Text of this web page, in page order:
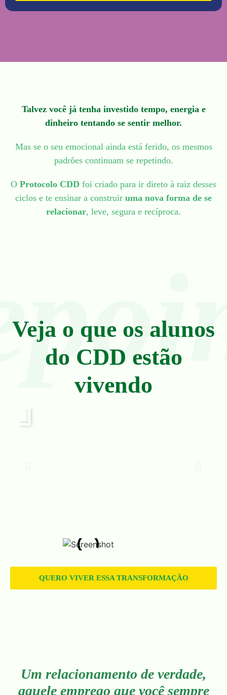
Talvez você já tenha investido tempo, energia e
dinheiro tentando se sentir melhor.
Mas se o seu emocional ainda está ferido, os mesmos
padrões continuam se repetindo.
O Protocolo CDD foi criado para ir direto à raiz desses
ciclos e te ensinar a construir uma nova forma de se
relacionar, leve, segura e recíproca.
Veja o que os alunos
do CDD estão
vivendo
QUERO VIVER ESSA TRANSFORMAÇÃO
Um relacionamento de verdade,
aquele emprego que você sempre